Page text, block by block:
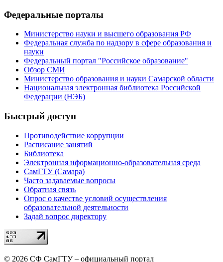
Федеральные порталы
Министерство науки и высшего образования РФ
Федеральная служба по надзору в сфере образования и
науки
Федеральный портал "Российское образование"
Обзор СМИ
Министерство образования и науки Самарской области
Национальная электронная библиотека Российской
Федерации (НЭБ)
Быстрый доступ
Противодействие коррупции
Расписание занятий
Библиотека
Электронная нформационно-образовательная среда
СамГТУ (Самара)
Часто задаваемые вопросы
Обратная связь
Опрос о качестве условий осуществления
образовательной деятельности
Задай вопрос директору
© 2026 СФ СамГТУ – официальный портал